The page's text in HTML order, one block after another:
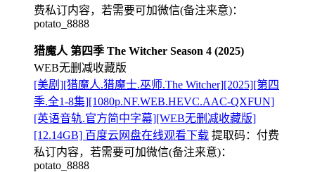
费私订内容，若需要可加微信(备注来意)：
potato_8888
猎魔人 第四季 The Witcher Season 4 (2025)
WEB无删减收藏版
[美剧][猎魔人.猎魔士.巫师.The Witcher][2025][第四
季.全1-8集][1080p.NF.WEB.HEVC.AAC-QXFUN]
[英语音轨.官方简中字幕][WEB无删减收藏版]
[12.14GB] 百度云网盘在线观看下载 提取码： 付费
私订内容，若需要可加微信(备注来意)：
potato_8888